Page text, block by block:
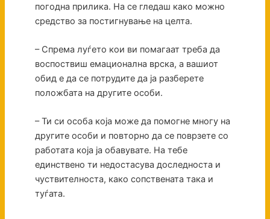
погодна прилика. На се гледаш како можно
средство за постигнување на целта.
– Спрема луѓето кои ви помагаат треба да
воспоствиш емационална врска, а вашиот
обид е да се потрудите да ја разберете
положбата на другите особи.
– Ти си особа која може да помогне многу на
другите особи и повторно да се поврзете со
работата која ја обавувате. На тебе
единствено ти недостасува доследноста и
чуствителноста, како сопствената така и
туѓата.